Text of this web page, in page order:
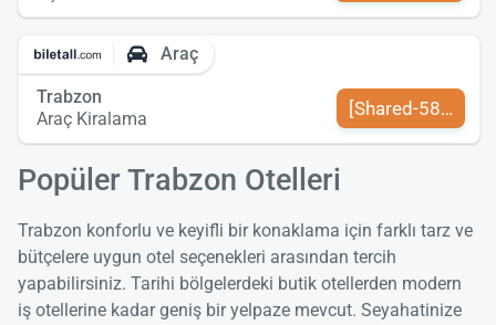
Araç
Trabzon
Araç Kiralama
[Shared-589-tr-
Popüler Trabzon Otelleri
Trabzon konforlu ve keyifli bir konaklama için farklı tarz ve
bütçelere uygun otel seçenekleri arasından tercih
yapabilirsiniz. Tarihi bölgelerdeki butik otellerden modern
iş otellerine kadar geniş bir yelpaze mevcut. Seyahatinize